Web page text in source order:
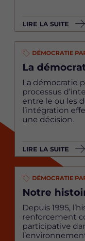
LIRE LA SUITE
DÉMOCRATIE
La
La démocratie
processus
entre le ou les
l’intégration
une décision.
LIRE LA SUITE
DÉMOCRATIE
Notre
Depuis 1995,
renforcement
participative